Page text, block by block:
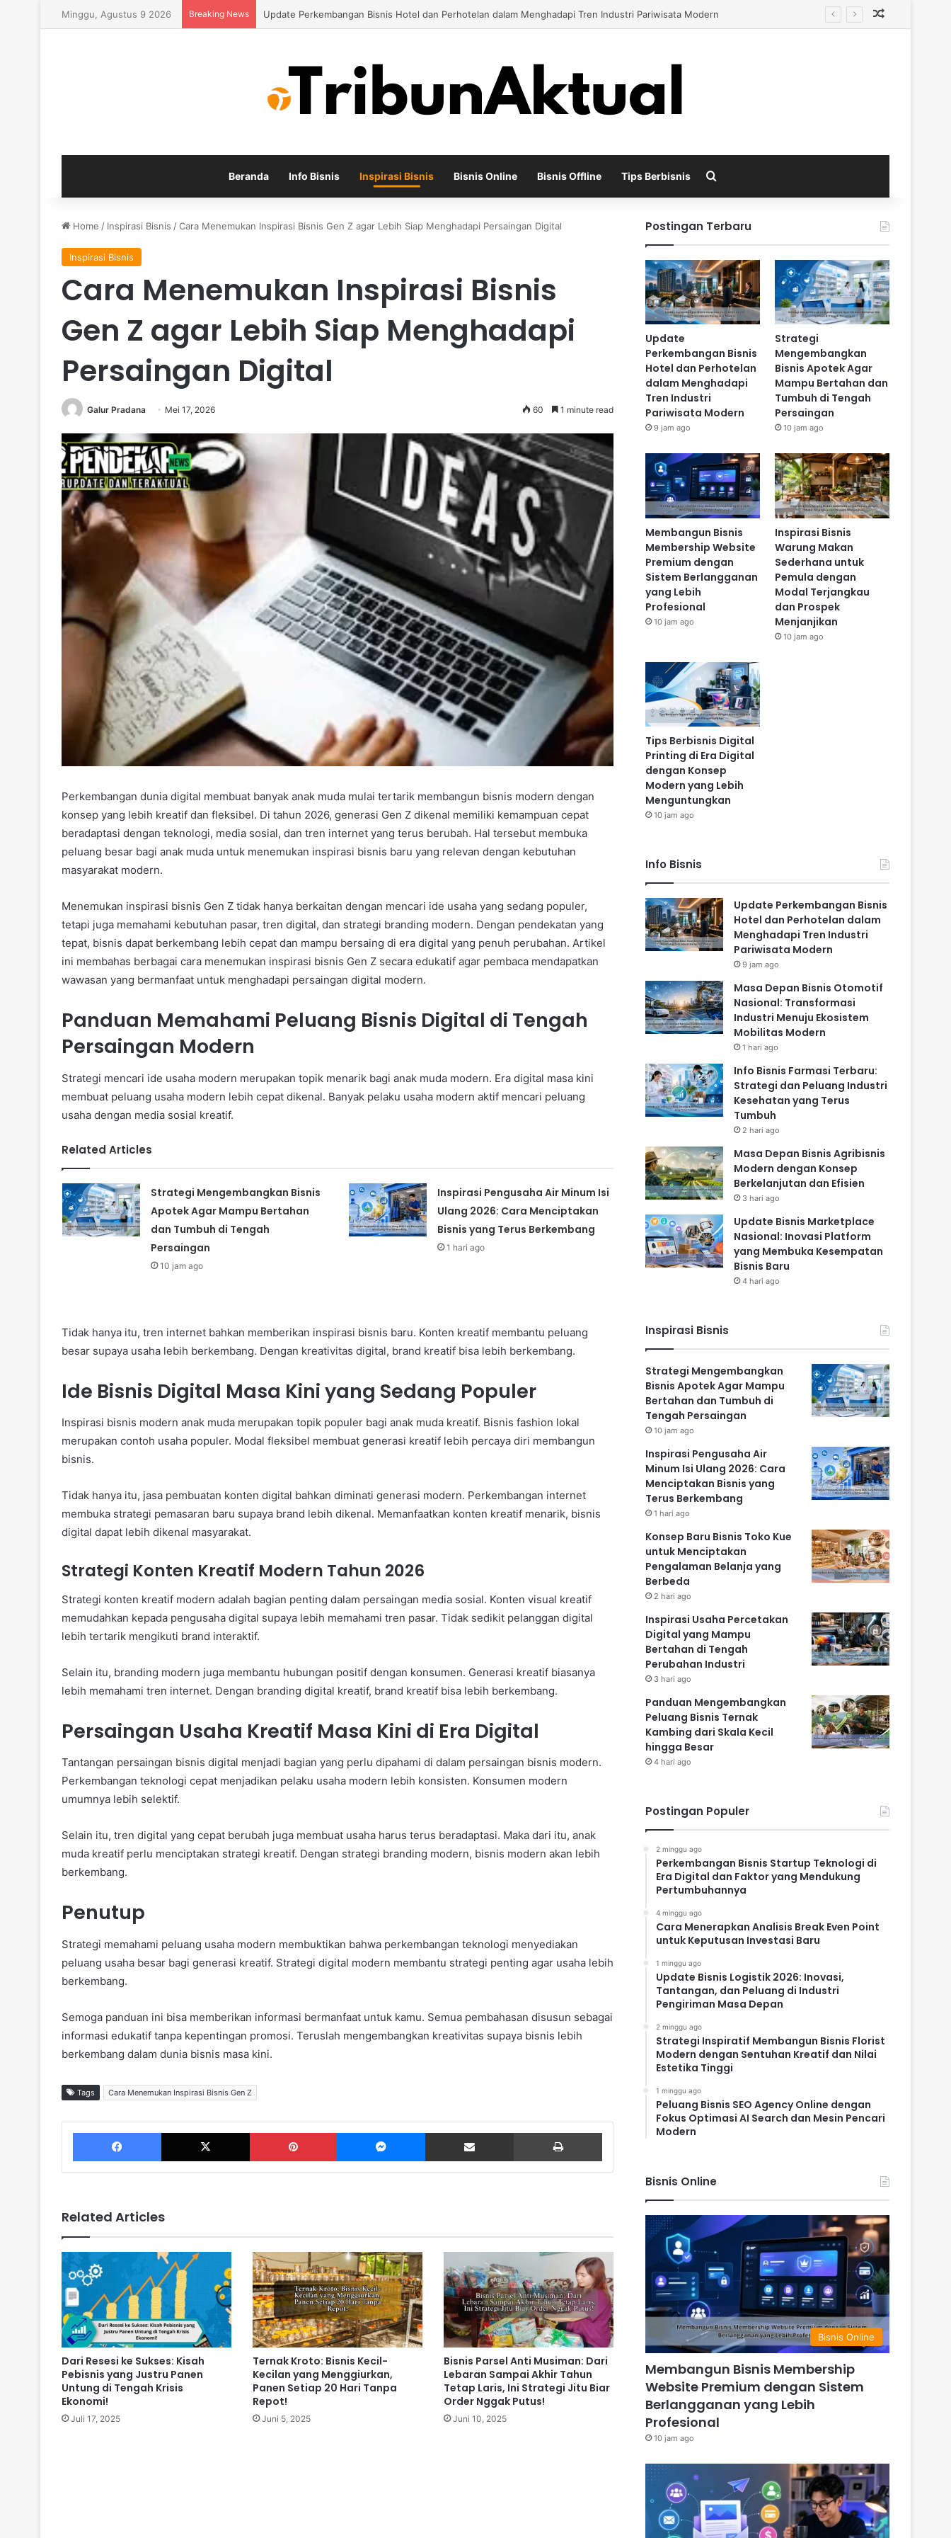
Minggu, Agustus 9 2026 Breaking News Strategi Mengembangkan Bisnis Apotek Agar Mampu Bertahan dan Tumbuh di Tengah Persaingan
Beranda Info Bisnis Inspirasi Bisnis Bisnis Online Bisnis Offline Tips Berbisnis Search for
Home / Inspirasi Bisnis /Cara Menemukan Inspirasi Bisnis Gen Z agar Lebih Siap Menghadapi Persaingan Digital
Inspirasi Bisnis
Cara Menemukan Inspirasi Bisnis
Gen Z agar Lebih Siap Menghadapi
Persaingan Digital
Galur Pradana Mei 17, 2026 60 1 minute read
Perkembangan dunia digital membuat banyak anak muda mulai tertarik membangun bisnis modern dengan
konsep yang lebih kreatif dan fleksibel. Di tahun 2026, generasi Gen Z dikenal memiliki kemampuan cepat
beradaptasi dengan teknologi, media sosial, dan tren internet yang terus berubah. Hal tersebut membuka
peluang besar bagi anak muda untuk menemukan inspirasi bisnis baru yang relevan dengan kebutuhan
masyarakat modern.
Menemukan inspirasi bisnis Gen Z tidak hanya berkaitan dengan mencari ide usaha yang sedang populer,
tetapi juga memahami kebutuhan pasar, tren digital, dan strategi branding modern. Dengan pendekatan yang
tepat, bisnis dapat berkembang lebih cepat dan mampu bersaing di era digital yang penuh perubahan. Artikel
ini membahas berbagai cara menemukan inspirasi bisnis Gen Z secara edukatif agar pembaca mendapatkan
wawasan yang bermanfaat untuk menghadapi persaingan digital modern.
Panduan Memahami Peluang Bisnis Digital di Tengah
Persaingan Modern
Strategi mencari ide usaha modern merupakan topik menarik bagi anak muda modern. Era digital masa kini
membuat peluang usaha modern lebih cepat dikenal. Banyak pelaku usaha modern aktif mencari peluang
usaha dengan media sosial kreatif.
Related Articles
Strategi Mengembangkan Bisnis
Apotek Agar Mampu Bertahan
dan Tumbuh di Tengah
Persaingan
10 jam ago
Inspirasi Pengusaha Air Minum Isi
Ulang 2026: Cara Menciptakan
Bisnis yang Terus Berkembang
1 hari ago
Tidak hanya itu, tren internet bahkan memberikan inspirasi bisnis baru. Konten kreatif membantu peluang
besar supaya usaha lebih berkembang. Dengan kreativitas digital, brand kreatif bisa lebih berkembang.
Ide Bisnis Digital Masa Kini yang Sedang Populer
Inspirasi bisnis modern anak muda merupakan topik populer bagi anak muda kreatif. Bisnis fashion lokal
merupakan contoh usaha populer. Modal fleksibel membuat generasi kreatif lebih percaya diri membangun
bisnis.
Tidak hanya itu, jasa pembuatan konten digital bahkan diminati generasi modern. Perkembangan internet
membuka strategi pemasaran baru supaya brand lebih dikenal. Memanfaatkan konten kreatif menarik, bisnis
digital dapat lebih dikenal masyarakat.
Strategi Konten Kreatif Modern Tahun 2026
Strategi konten kreatif modern adalah bagian penting dalam persaingan media sosial. Konten visual kreatif
memudahkan kepada pengusaha digital supaya lebih memahami tren pasar. Tidak sedikit pelanggan digital
lebih tertarik mengikuti brand interaktif.
Selain itu, branding modern juga membantu hubungan positif dengan konsumen. Generasi kreatif biasanya
lebih memahami tren internet. Dengan branding digital kreatif, brand kreatif bisa lebih berkembang.
Persaingan Usaha Kreatif Masa Kini di Era Digital
Tantangan persaingan bisnis digital menjadi bagian yang perlu dipahami di dalam persaingan bisnis modern.
Perkembangan teknologi cepat menjadikan pelaku usaha modern lebih konsisten. Konsumen modern
umumnya lebih selektif.
Selain itu, tren digital yang cepat berubah juga membuat usaha harus terus beradaptasi. Maka dari itu, anak
muda kreatif perlu menciptakan strategi kreatif. Dengan strategi branding modern, bisnis modern akan lebih
berkembang.
Penutup
Strategi memahami peluang usaha modern membuktikan bahwa perkembangan teknologi menyediakan
peluang usaha besar bagi generasi kreatif. Strategi digital modern membantu strategi penting agar usaha lebih
berkembang.
Semoga panduan ini bisa memberikan informasi bermanfaat untuk kamu. Semua pembahasan disusun sebagai
informasi edukatif tanpa kepentingan promosi. Teruslah mengembangkan kreativitas supaya bisnis lebih
berkembang dalam dunia bisnis masa kini.
Tags Cara Menemukan Inspirasi Bisnis Gen Z
Facebook X Pinterest Messenger Share via Email
Related Articles
Dari Resesi ke Sukses: Kisah
Pebisnis yang Justru Panen
Untung di Tengah Krisis
Ekonomi!
Juli 17, 2025
Ternak Kroto: Bisnis Kecil-
Kecilan yang Menggiurkan,
Panen Setiap 20 Hari Tanpa
Repot!
Juni 5, 2025
Bisnis Parsel Anti Musiman: Dari
Lebaran Sampai Akhir Tahun
Tetap Laris, Ini Strategi Jitu Biar
Order Nggak Putus!
Juni 10, 2025
Postingan Terbaru
Update
Perkembangan Bisnis
Hotel dan Perhotelan
dalam Menghadapi
Tren Industri
Pariwisata Modern
9 jam ago
Strategi
Mengembangkan
Bisnis Apotek Agar
Mampu Bertahan dan
Tumbuh di Tengah
Persaingan
10 jam ago
Membangun Bisnis
Membership Website
Premium dengan
Sistem Berlangganan
yang Lebih
Profesional
10 jam ago
Inspirasi Bisnis
Warung Makan
Sederhana untuk
Pemula dengan
Modal Terjangkau
dan Prospek
Menjanjikan
10 jam ago
Tips Berbisnis Digital
Printing di Era Digital
dengan Konsep
Modern yang Lebih
Menguntungkan
10 jam ago
Info Bisnis
Update Perkembangan Bisnis
Hotel dan Perhotelan dalam
Menghadapi Tren Industri
Pariwisata Modern
9 jam ago
Masa Depan Bisnis Otomotif
Nasional: Transformasi
Industri Menuju Ekosistem
Mobilitas Modern
1 hari ago
Info Bisnis Farmasi Terbaru:
Strategi dan Peluang Industri
Kesehatan yang Terus
Tumbuh
2 hari ago
Masa Depan Bisnis Agribisnis
Modern dengan Konsep
Berkelanjutan dan Efisien
3 hari ago
Update Bisnis Marketplace
Nasional: Inovasi Platform
yang Membuka Kesempatan
Bisnis Baru
4 hari ago
Inspirasi Bisnis
Strategi Mengembangkan
Bisnis Apotek Agar Mampu
Bertahan dan Tumbuh di
Tengah Persaingan
10 jam ago
Inspirasi Pengusaha Air
Minum Isi Ulang 2026: Cara
Menciptakan Bisnis yang
Terus Berkembang
1 hari ago
Konsep Baru Bisnis Toko Kue
untuk Menciptakan
Pengalaman Belanja yang
Berbeda
2 hari ago
Inspirasi Usaha Percetakan
Digital yang Mampu
Bertahan di Tengah
Perubahan Industri
3 hari ago
Panduan Mengembangkan
Peluang Bisnis Ternak
Kambing dari Skala Kecil
hingga Besar
4 hari ago
Postingan Populer
2 minggu ago
Perkembangan Bisnis Startup Teknologi di
Era Digital dan Faktor yang Mendukung
Pertumbuhannya
4 minggu ago
Cara Menerapkan Analisis Break Even Point
untuk Keputusan Investasi Baru
1 minggu ago
Update Bisnis Logistik 2026: Inovasi,
Tantangan, dan Peluang di Industri
Pengiriman Masa Depan
2 minggu ago
Strategi Inspiratif Membangun Bisnis Florist
Modern dengan Sentuhan Kreatif dan Nilai
Estetika Tinggi
1 minggu ago
Peluang Bisnis SEO Agency Online dengan
Fokus Optimasi AI Search dan Mesin Pencari
Modern
Bisnis Online
Bisnis Online
Membangun Bisnis Membership
Website Premium dengan Sistem
Berlangganan yang Lebih
Profesional
10 jam ago